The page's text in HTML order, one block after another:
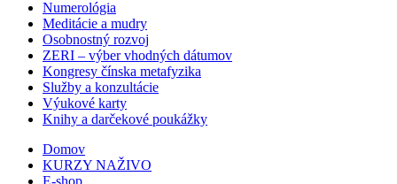
Numerológia
Meditácie a mudry
Osobnostný rozvoj
ZERI – výber vhodných dátumov
Kongresy čínska metafyzika
Služby a konzultácie
Výukové karty
Knihy a darčekové poukážky
Domov
KURZY NAŽIVO
E-shop